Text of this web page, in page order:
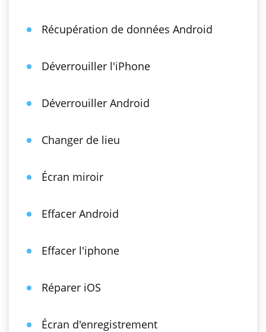
Récupération de données Android
Déverrouiller l'iPhone
Déverrouiller Android
Changer de lieu
Écran miroir
Effacer Android
Effacer l'iphone
Réparer iOS
Écran d'enregistrement